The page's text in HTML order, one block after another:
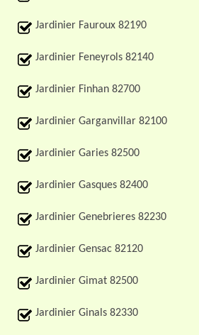
Jardinier Fauroux 82190
Jardinier Feneyrols 82140
Jardinier Finhan 82700
Jardinier Garganvillar 82100
Jardinier Garies 82500
Jardinier Gasques 82400
Jardinier Genebrieres 82230
Jardinier Gensac 82120
Jardinier Gimat 82500
Jardinier Ginals 82330